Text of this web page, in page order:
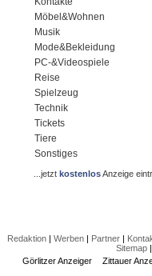
Möbel&Wohnen
Musik
Mode&Bekleidung
PC-&Videospiele
Reise
Spielzeug
Technik
Tickets
Tiere
Sonstiges
...jetztkostenlosAnzeige
Redaktion| Werben| Partner|
Sitemap|
Görlitzer Anzeiger
Zittauer